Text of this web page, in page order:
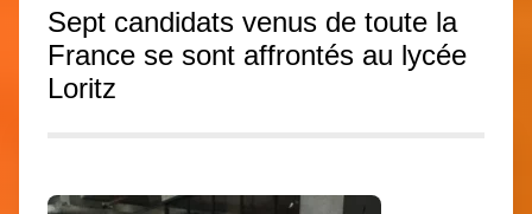
Sept candidats venus de toute la
France se sont affrontés au lycée
Loritz